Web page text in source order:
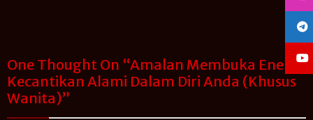
One Thought On “Amalan Membuka Energi
Kecantikan Alami Dalam Diri Anda (Khusus
Wanita)”